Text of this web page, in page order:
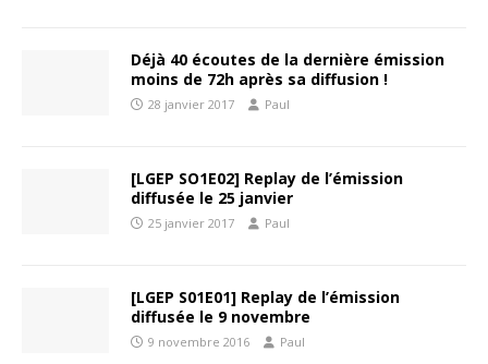
Déjà 40 écoutes de la dernière émission
moins de 72h après sa diffusion !
28 janvier 2017 Paul
[LGEP SO1E02] Replay de l’émission
diffusée le 25 janvier
25 janvier 2017 Paul
[LGEP S01E01] Replay de l’émission
diffusée le 9 novembre
9 novembre 2016 Paul